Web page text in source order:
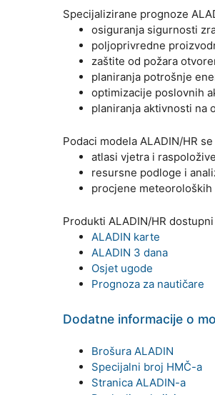
Specijalizirane prognoze
osiguranja sigurnosti
poljoprivredne
zaštite od požara
planiranja potrošnje
optimizacije poslovnih
planiranja aktivnosti na
Podaci modela ALADIN/HR
atlasi vjetra i
resursne podloge i
procjene
Produkti ALADIN/HR
ALADIN karte
ALADIN 3 dana
Osjet ugode
Prognoza za nautičare
Dodatne informacije o
Brošura ALADIN
Specijalni broj HMČ-a
Stranica ALADIN-a